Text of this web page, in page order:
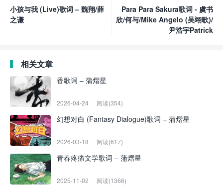
小孩与我 (Live)歌词 – 魏翔/薛
之谦
Para Para Sakura歌词 - 虞书
欣/何与/Mike Angelo (吴翊歌)/
尹浩宇Patrick
相关文章
香歌词 – 蒲熠星
2026-04-24 阅读(354)
幻想对白 (Fantasy Dialogue)歌词 – 蒲熠星
2026-03-18 阅读(617)
青春疼痛文学歌词 – 蒲熠星
2025-11-02 阅读(1366)